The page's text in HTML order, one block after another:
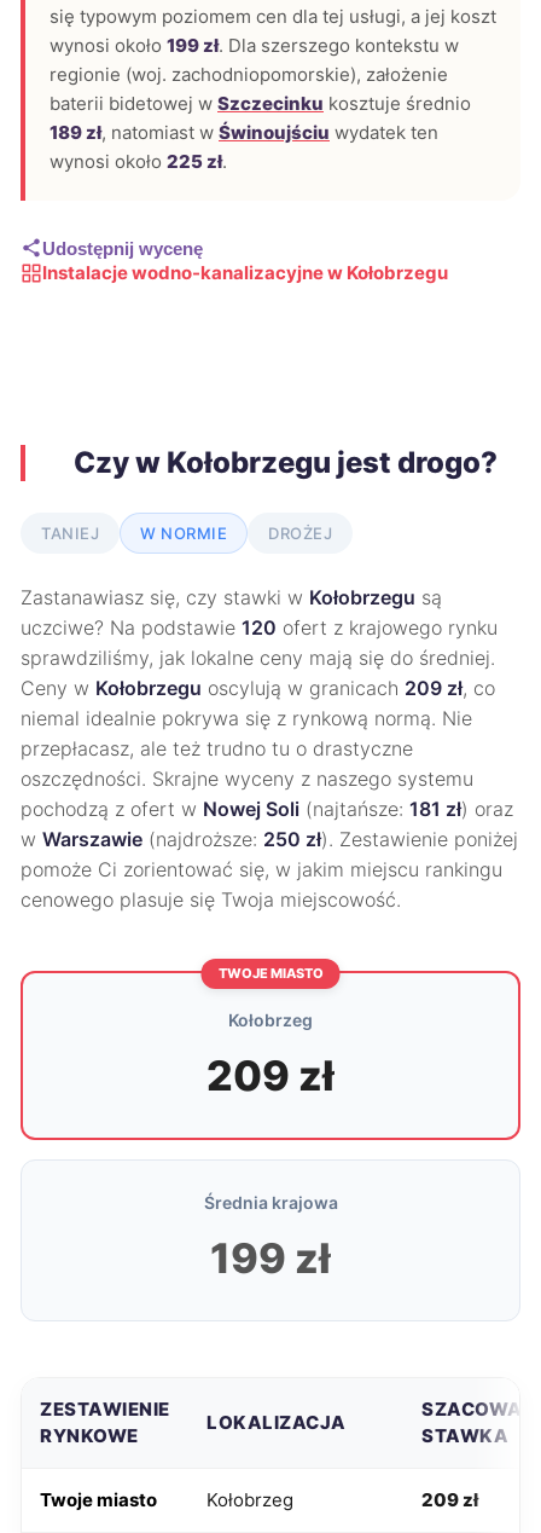
się typowym poziomem cen dla tej usługi, a jej koszt
wynosi około 199 zł. Dla szerszego kontekstu w
regionie (woj. zachodniopomorskie), założenie
baterii bidetowej w Szczecinku kosztuje średnio
189 zł, natomiast w Świnoujściu wydatek ten
wynosi około 225 zł.
Udostępnij wycenę
Instalacje wodno-kanalizacyjne w Kołobrzegu
Czy w Kołobrzegu jest drogo?
TANIEJ W NORMIE DROŻEJ
Zastanawiasz się, czy stawki w Kołobrzegu są
uczciwe? Na podstawie 120 ofert z krajowego rynku
sprawdziliśmy, jak lokalne ceny mają się do średniej.
Ceny w Kołobrzegu oscylują w granicach 209 zł, co
niemal idealnie pokrywa się z rynkową normą. Nie
przepłacasz, ale też trudno tu o drastyczne
oszczędności. Skrajne wyceny z naszego systemu
pochodzą z ofert w Nowej Soli (najtańsze: 181 zł) oraz
w Warszawie (najdroższe: 250 zł). Zestawienie poniżej
pomoże Ci zorientować się, w jakim miejscu rankingu
cenowego plasuje się Twoja miejscowość.
TWOJE MIASTO
Kołobrzeg
209 zł
Średnia krajowa
199 zł
ZESTAWIENIE
RYNKOWE
LOKALIZACJA
STAWKA
Twoje miasto Kołobrzeg 209 zł